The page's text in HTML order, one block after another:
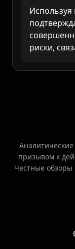
риски,
призывом к
Честные